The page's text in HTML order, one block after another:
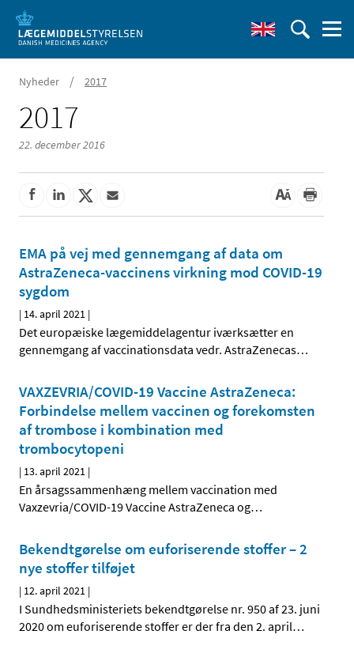
Nyheder / 2017
2017
22. december 2016
EMA på vej med gennemgang af data om
AstraZeneca-vaccinens virkning mod COVID-19
sygdom
| 14. april 2021 |
Det europæiske lægemiddelagentur iværksætter en
gennemgang af vaccinationsdata vedr. AstraZenecas…
VAXZEVRIA/COVID-19 Vaccine AstraZeneca:
Forbindelse mellem vaccinen og forekomsten
af trombose i kombination med
trombocytopeni
| 13. april 2021 |
En årsagssammenhæng mellem vaccination med
Vaxzevria/COVID-19 Vaccine AstraZeneca og…
Bekendtgørelse om euforiserende stoffer – 2
nye stoffer tilføjet
| 12. april 2021 |
I Sundhedsministeriets bekendtgørelse nr. 950 af 23. juni
2020 om euforiserende stoffer er der fra den 2. april…